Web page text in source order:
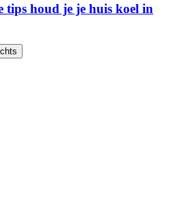
tips houd je je huis koel in